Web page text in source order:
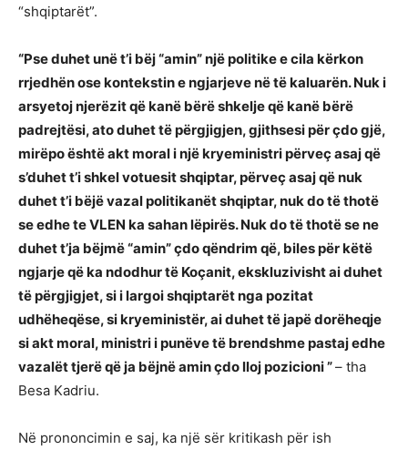
“shqiptarët”.
“Pse duhet unë t’i bëj “amin” një politike e cila kërkon
rrjedhën ose kontekstin e ngjarjeve në të kaluarën. Nuk i
arsyetoj njerëzit që kanë bërë shkelje që kanë bërë
padrejtësi, ato duhet të përgjigjen, gjithsesi për çdo gjë,
mirëpo është akt moral i një kryeministri përveç asaj që
s’duhet t’i shkel votuesit shqiptar, përveç asaj që nuk
duhet t’i bëjë vazal politikanët shqiptar, nuk do të thotë
se edhe te VLEN ka sahan lëpirës. Nuk do të thotë se ne
duhet t’ja bëjmë “amin” çdo qëndrim që, biles për këtë
ngjarje që ka ndodhur të Koçanit, ekskluzivisht ai duhet
të përgjigjet, si i largoi shqiptarët nga pozitat
udhëheqëse, si kryeministër, ai duhet të japë dorëheqje
si akt moral, ministri i punëve të brendshme pastaj edhe
vazalët tjerë që ja bëjnë amin çdo lloj pozicioni ”– tha
Besa Kadriu.
Në prononcimin e saj, ka një sër kritikash për ish